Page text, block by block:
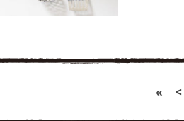
« <